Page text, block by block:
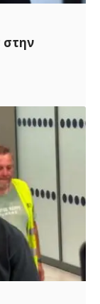
στην